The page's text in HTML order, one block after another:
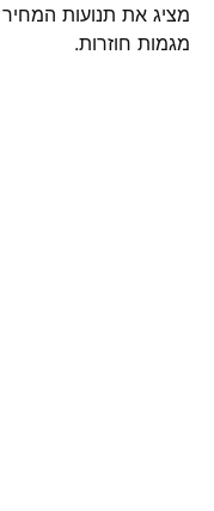
מציג את תנועות
מגמות חוזרות.